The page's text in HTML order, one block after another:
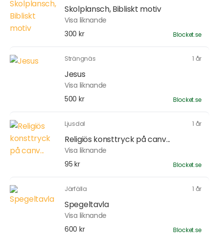
Skolplansch, Bibliskt motiv
Visa liknande
300 kr
Blocket.se
Strängnäs 1 år
Jesus
Visa liknande
500 kr
Blocket.se
Ljusdal 1 år
Religiös konsttryck på canv...
Visa liknande
95 kr
Blocket.se
Järfälla 1 år
Spegeltavla
Visa liknande
600 kr
Blocket.se